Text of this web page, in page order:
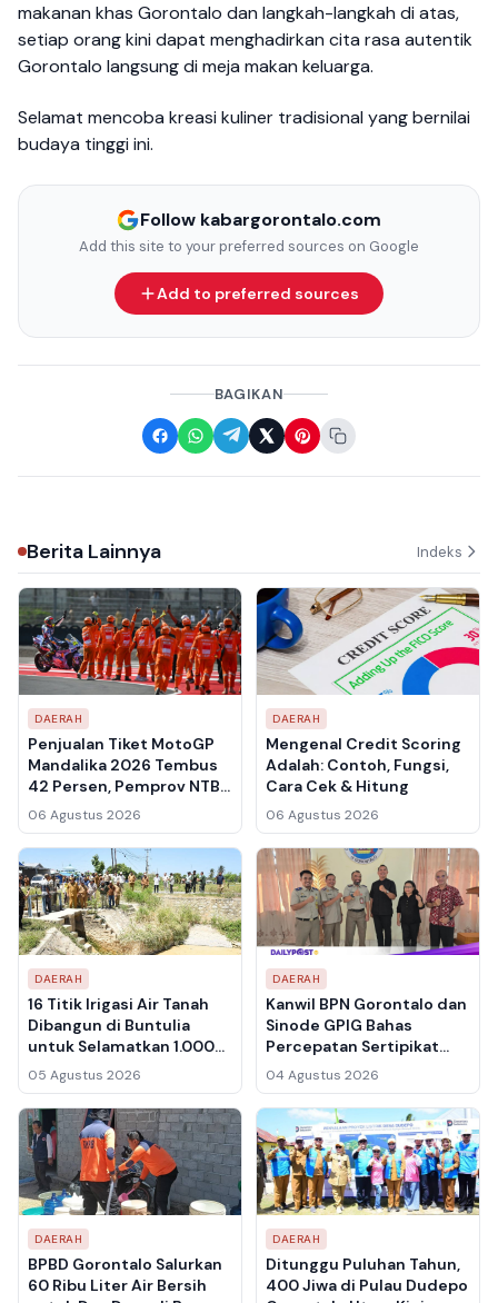
makanan khas Gorontalo dan langkah-langkah di atas,
setiap orang kini dapat menghadirkan cita rasa autentik
Gorontalo langsung di meja makan keluarga.
Selamat mencoba kreasi kuliner tradisional yang bernilai
budaya tinggi ini.
Follow kabargorontalo.com
Add this site to your preferred sources on Google
Add to preferred sources
BAGIKAN
Berita Lainnya Indeks
DAERAH
Penjualan Tiket MotoGP
Mandalika 2026 Tembus
42 Persen, Pemprov NTB
Targetkan 150 Ribu
Penonton
06 Agustus 2026
DAERAH
Mengenal Credit Scoring
Adalah: Contoh, Fungsi,
Cara Cek & Hitung
06 Agustus 2026
DAERAH
16 Titik Irigasi Air Tanah
Dibangun di Buntulia
untuk Selamatkan 1.000
Hektare Sawah dari
Sedimentasi
05 Agustus 2026
DAERAH
Kanwil BPN Gorontalo dan
Sinode GPIG Bahas
Percepatan Sertipikat
Tanah Gereja,
Inventarisasi Aset Jadi
Prioritas
04 Agustus 2026
DAERAH
BPBD Gorontalo Salurkan
60 Ribu Liter Air Bersih
DAERAH
Ditunggu Puluhan Tahun,
400 Jiwa di Pulau Dudepo